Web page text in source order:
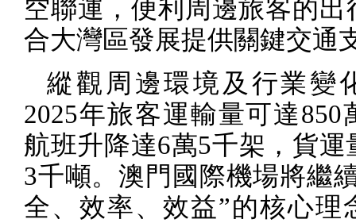
空聯運，便利周邊旅客的出
合大灣區發展提供關鍵交通
縱觀周邊環境及行業變
2025年旅客運輸量可達850
航班升降達6萬5千架，貨運
3千噸。澳門國際機場將繼
全、效率、效益”的核心理